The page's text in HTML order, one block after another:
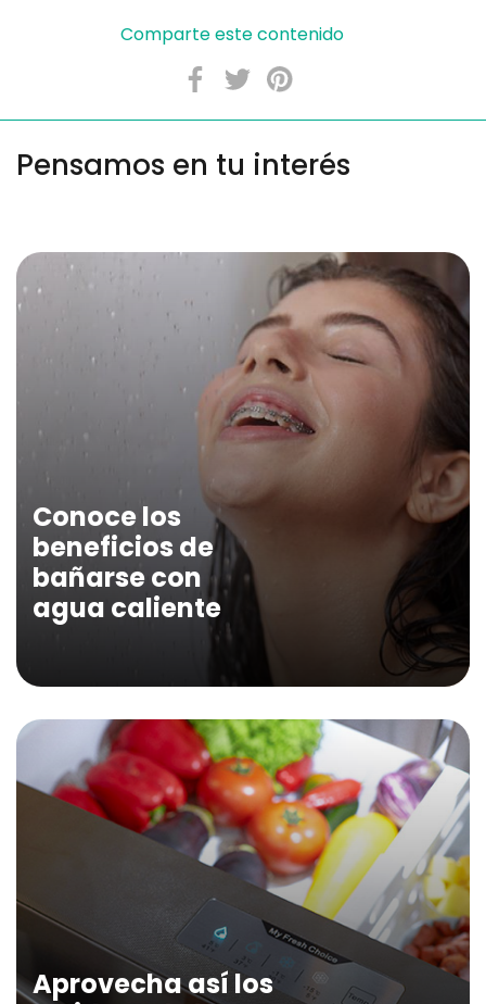
Comparte este contenido
Pensamos en tu interés
Conoce los
beneficios de
bañarse con
agua caliente
Aprovecha así los